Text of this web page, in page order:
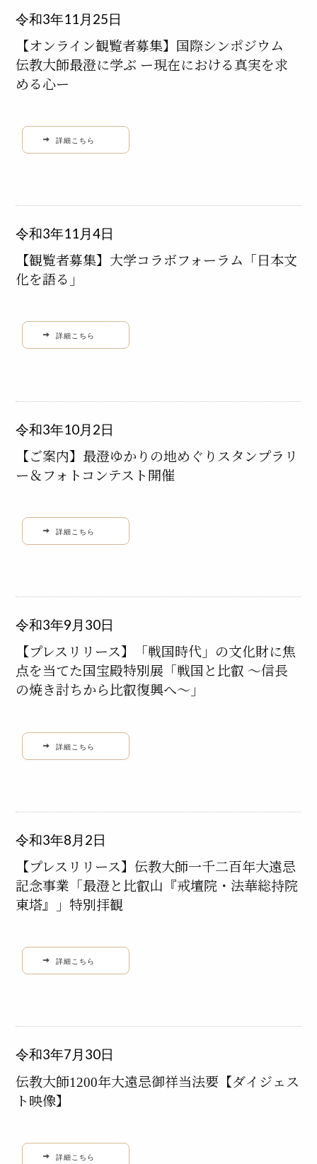
令和3年11月25日
【オンライン観覧者募集】国際シンポジウム
伝教大師最澄に学ぶ ー現在における真実を求
める心ー
詳細こちら
令和3年11月4日
【観覧者募集】大学コラボフォーラム「日本文
化を語る」
詳細こちら
令和3年10月2日
【ご案内】最澄ゆかりの地めぐりスタンプラリ
ー＆フォトコンテスト開催
詳細こちら
令和3年9月30日
【プレスリリース】「戦国時代」の文化財に焦
点を当てた国宝殿特別展「戦国と比叡 ～信長
の焼き討ちから比叡復興へ～」
詳細こちら
令和3年8月2日
【プレスリリース】伝教大師一千二百年大遠忌
記念事業「最澄と比叡山『戒壇院・法華総持院
東塔』」特別拝観
詳細こちら
令和3年7月30日
伝教大師1200年大遠忌御祥当法要【ダイジェス
ト映像】
詳細こちら